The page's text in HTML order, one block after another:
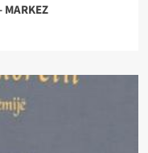
MARKEZ